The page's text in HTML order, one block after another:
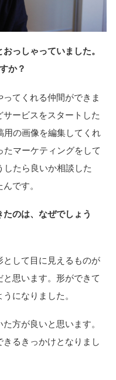
っしゃっていました。
か？
ってくれる仲間ができま
ービスをスタートした
用の画像を編集してくれ
マーケティングをして
たら良いか相談した
です。
のは、なぜでしょう
として目に見えるものが
思います。形ができて
になりました。
方が良いと思います。
るきっかけとなりまし